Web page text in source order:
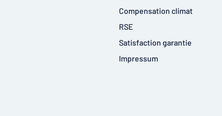
Compensation climat
RSE
Satisfaction garantie
Impressum